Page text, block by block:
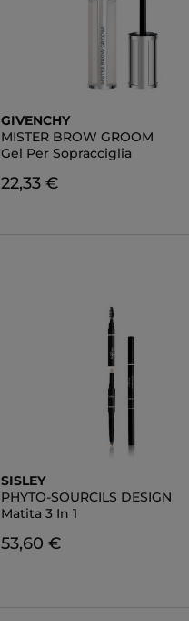
GIVENCHY
MISTER BROW GROOM
Gel Per Sopracciglia
22,33 €
SISLEY
PHYTO-SOURCILS DESIGN
Matita 3 In 1
53,60 €